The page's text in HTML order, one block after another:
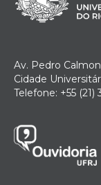
Av. Pedro
Cidade
Telefone: +55